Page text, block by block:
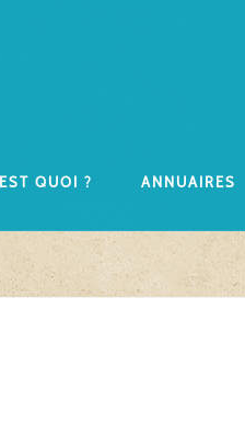
quoi ? Annuaires